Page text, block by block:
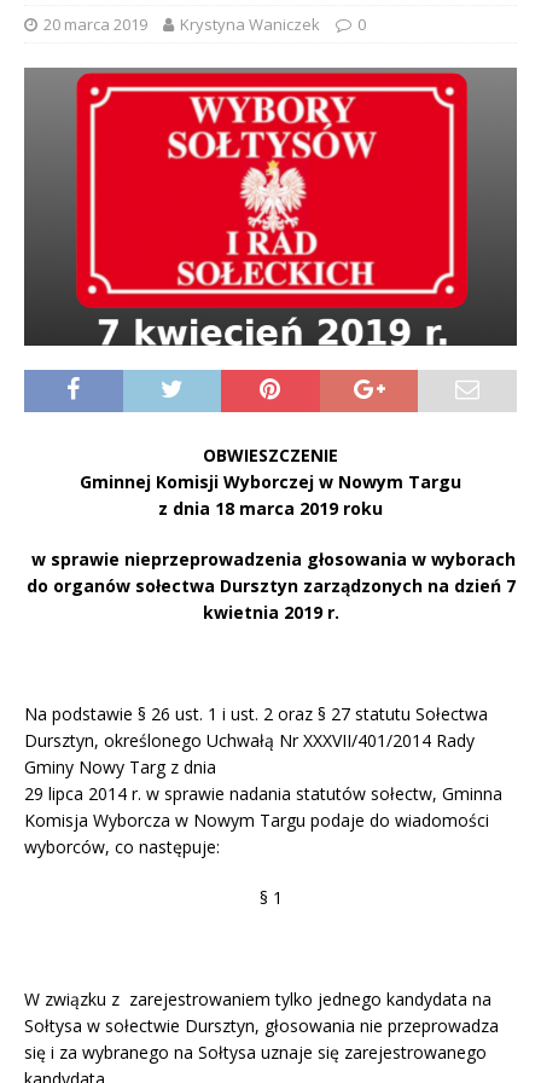
20 marca 2019 Krystyna Waniczek 0
OBWIESZCZENIE
Gminnej Komisji Wyborczej w Nowym Targu
z dnia 18 marca 2019 roku
w sprawie nieprzeprowadzenia głosowania w wyborach
do organów sołectwa Dursztyn zarządzonych na dzień 7
kwietnia 2019 r.
Na podstawie § 26 ust. 1 i ust. 2 oraz § 27 statutu Sołectwa
Dursztyn, określonego Uchwałą Nr XXXVII/401/2014 Rady
Gminy Nowy Targ z dnia
29 lipca 2014 r. w sprawie nadania statutów sołectw, Gminna
Komisja Wyborcza w Nowym Targu podaje do wiadomości
wyborców, co następuje:
§ 1
W związku z zarejestrowaniem tylko jednego kandydata na
Sołtysa w sołectwie Dursztyn, głosowania nie przeprowadza
się i za wybranego na Sołtysa uznaje się zarejestrowanego